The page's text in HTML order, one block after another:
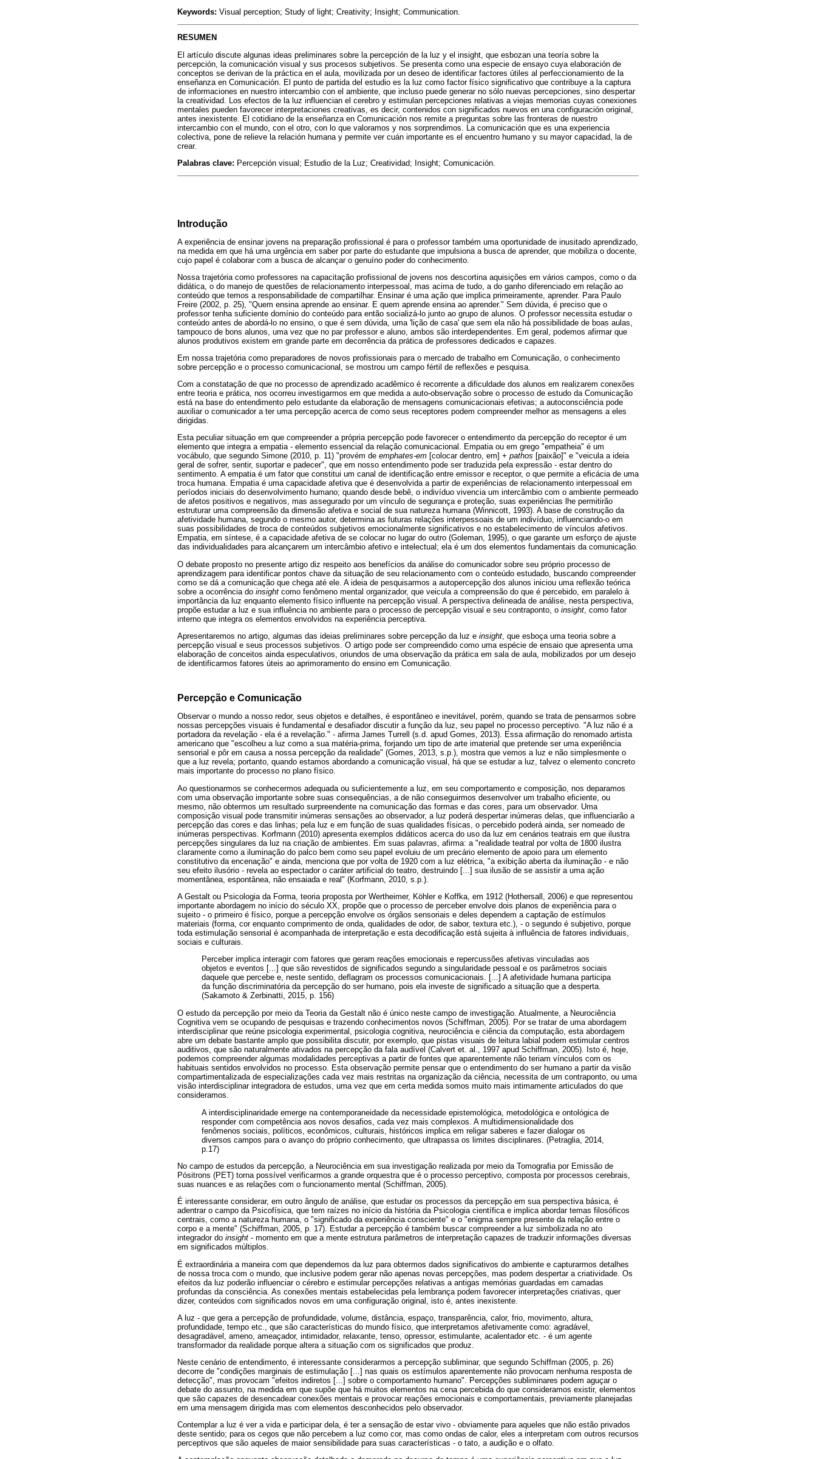
Keywords: Visual perception; Study of light; Creativity; Insight; Communication.
RESUMEN
El artículo discute algunas ideas preliminares sobre la percepción de la luz y el insight, que esbozan una teoría sobre la
percepción, la comunicación visual y sus procesos subjetivos. Se presenta como una especie de ensayo cuya elaboración de
conceptos se derivan de la práctica en el aula, movilizada por un deseo de identificar factores útiles al perfeccionamiento de la
enseñanza en Comunicación. El punto de partida del estudio es la luz como factor físico significativo que contribuye a la captura
de informaciones en nuestro intercambio con el ambiente, que incluso puede generar no sólo nuevas percepciones, sino despertar
la creatividad. Los efectos de la luz influencian el cerebro y estimulan percepciones relativas a viejas memorias cuyas conexiones
mentales pueden favorecer interpretaciones creativas, es decir, contenidos con significados nuevos en una configuración original,
antes inexistente. El cotidiano de la enseñanza en Comunicación nos remite a preguntas sobre las fronteras de nuestro
intercambio con el mundo, con el otro, con lo que valoramos y nos sorprendimos. La comunicación que es una experiencia
colectiva, pone de relieve la relación humana y permite ver cuán importante es el encuentro humano y su mayor capacidad, la de
crear.
Palabras clave: Percepción visual; Estudio de la Luz; Creatividad; Insight; Comunicación.
Introdução
A experiência de ensinar jovens na preparação profissional é para o professor também uma oportunidade de inusitado aprendizado,
na medida em que há uma urgência em saber por parte do estudante que impulsiona a busca de aprender, que mobiliza o docente,
cujo papel é colaborar com a busca de alcançar o genuíno poder do conhecimento.
Nossa trajetória como professores na capacitação profissional de jovens nos descortina aquisições em vários campos, como o da
didática, o do manejo de questões de relacionamento interpessoal, mas acima de tudo, a do ganho diferenciado em relação ao
conteúdo que temos a responsabilidade de compartilhar. Ensinar é uma ação que implica primeiramente, aprender. Para Paulo
Freire (2002, p. 25), "Quem ensina aprende ao ensinar. E quem aprende ensina ao aprender." Sem dúvida, é preciso que o
professor tenha suficiente domínio do conteúdo para então socializá-lo junto ao grupo de alunos. O professor necessita estudar o
conteúdo antes de abordá-lo no ensino, o que é sem dúvida, uma 'lição de casa' que sem ela não há possibilidade de boas aulas,
tampouco de bons alunos, uma vez que no par professor e aluno, ambos são interdependentes. Em geral, podemos afirmar que
alunos produtivos existem em grande parte em decorrência da prática de professores dedicados e capazes.
Em nossa trajetória como preparadores de novos profissionais para o mercado de trabalho em Comunicação, o conhecimento
sobre percepção e o processo comunicacional, se mostrou um campo fértil de reflexões e pesquisa.
Com a constatação de que no processo de aprendizado acadêmico é recorrente a dificuldade dos alunos em realizarem conexões
entre teoria e prática, nos ocorreu investigarmos em que medida a auto-observação sobre o processo de estudo da Comunicação
está na base do entendimento pelo estudante da elaboração de mensagens comunicacionais efetivas; a autoconsciência pode
auxiliar o comunicador a ter uma percepção acerca de como seus receptores podem compreender melhor as mensagens a eles
dirigidas.
Esta peculiar situação em que compreender a própria percepção pode favorecer o entendimento da percepção do receptor é um
elemento que integra a empatia - elemento essencial da relação comunicacional. Empatia ou em grego "empatheia" é um
vocábulo, que segundo Simone (2010, p. 11) "provém de emphates-em [colocar dentro, em] + pathos [paixão]" e "veicula a ideia
geral de sofrer, sentir, suportar e padecer", que em nosso entendimento pode ser traduzida pela expressão - estar dentro do
sentimento. A empatia é um fator que constitui um canal de identificação entre emissor e receptor, o que permite a eficácia de uma
troca humana. Empatia é uma capacidade afetiva que é desenvolvida a partir de experiências de relacionamento interpessoal em
períodos iniciais do desenvolvimento humano; quando desde bebê, o indivíduo vivencia um intercâmbio com o ambiente permeado
de afetos positivos e negativos, mas assegurado por um vínculo de segurança e proteção, suas experiências lhe permitirão
estruturar uma compreensão da dimensão afetiva e social de sua natureza humana (Winnicott, 1993). A base de construção da
afetividade humana, segundo o mesmo autor, determina as futuras relações interpessoais de um indivíduo, influenciando-o em
suas possibilidades de troca de conteúdos subjetivos emocionalmente significativos e no estabelecimento de vínculos afetivos.
Empatia, em síntese, é a capacidade afetiva de se colocar no lugar do outro (Goleman, 1995), o que garante um esforço de ajuste
das individualidades para alcançarem um intercâmbio afetivo e intelectual; ela é um dos elementos fundamentais da comunicação.
O debate proposto no presente artigo diz respeito aos benefícios da análise do comunicador sobre seu próprio processo de
aprendizagem para identificar pontos chave da situação de seu relacionamento com o conteúdo estudado, buscando compreender
como se dá a comunicação que chega até ele. A ideia de pesquisarmos a autopercepção dos alunos iniciou uma reflexão teórica
sobre a ocorrência do insight como fenômeno mental organizador, que veicula a compreensão do que é percebido, em paralelo à
importância da luz enquanto elemento físico influente na percepção visual. A perspectiva delineada de análise, nesta perspectiva,
propõe estudar a luz e sua influência no ambiente para o processo de percepção visual e seu contraponto, o insight , como fator
interno que integra os elementos envolvidos na experiência perceptiva.
Apresentaremos no artigo, algumas das ideias preliminares sobre percepção da luz e insight , que esboça uma teoria sobre a
percepção visual e seus processos subjetivos. O artigo pode ser compreendido como uma espécie de ensaio que apresenta uma
elaboração de conceitos ainda especulativos, oriundos de uma observação da prática em sala de aula, mobilizados por um desejo
de identificarmos fatores úteis ao aprimoramento do ensino em Comunicação.
Percepção e Comunicação
Observar o mundo a nosso redor, seus objetos e detalhes, é espontâneo e inevitável, porém, quando se trata de pensarmos sobre
nossas percepções visuais é fundamental e desafiador discutir a função da luz, seu papel no processo perceptivo. "A luz não é a
portadora da revelação - ela é a revelação." - afirma James Turrell (s.d. apud Gomes, 2013). Essa afirmação do renomado artista
americano que "escolheu a luz como a sua matéria-prima, forjando um tipo de arte imaterial que pretende ser uma experiência
sensorial e pôr em causa a nossa percepção da realidade" (Gomes, 2013, s.p.), mostra que vemos a luz e não simplesmente o
que a luz revela; portanto, quando estamos abordando a comunicação visual, há que se estudar a luz, talvez o elemento concreto
mais importante do processo no plano físico.
Ao questionarmos se conhecermos adequada ou suficientemente a luz, em seu comportamento e composição, nos deparamos
com uma observação importante sobre suas consequências, a de não conseguirmos desenvolver um trabalho eficiente, ou
mesmo, não obtermos um resultado surpreendente na comunicação das formas e das cores, para um observador. Uma
composição visual pode transmitir inúmeras sensações ao observador, a luz poderá despertar inúmeras delas, que influenciarão a
percepção das cores e das linhas; pela luz e em função de suas qualidades físicas, o percebido poderá ainda, ser nomeado de
inúmeras perspectivas. Korfmann (2010) apresenta exemplos didáticos acerca do uso da luz em cenários teatrais em que ilustra
percepções singulares da luz na criação de ambientes. Em suas palavras, afirma: a "realidade teatral por volta de 1800 ilustra
claramente como a iluminação do palco bem como seu papel evoluiu de um precário elemento de apoio para um elemento
constitutivo da encenação" e ainda, menciona que por volta de 1920 com a luz elétrica, "a exibição aberta da iluminação - e não
seu efeito ilusório - revela ao espectador o caráter artificial do teatro, destruindo [...] sua ilusão de se assistir a uma ação
momentânea, espontânea, não ensaiada e real" (Korfmann, 2010, s.p.).
A Gestalt ou Psicologia da Forma, teoria proposta por Wertheimer, Köhler e Koffka, em 1912 (Hothersall, 2006) e que representou
importante abordagem no início do século XX, propõe que o processo de perceber envolve dois planos de experiência para o
sujeito - o primeiro é físico, porque a percepção envolve os órgãos sensoriais e deles dependem a captação de estímulos
materiais (forma, cor enquanto comprimento de onda, qualidades de odor, de sabor, textura etc.), - o segundo é subjetivo, porque
toda estimulação sensorial é acompanhada de interpretação e esta decodificação está sujeita à influência de fatores individuais,
sociais e culturais.
Perceber implica interagir com fatores que geram reações emocionais e repercussões afetivas vinculadas aos
objetos e eventos [...] que são revestidos de significados segundo a singularidade pessoal e os parâmetros sociais
daquele que percebe e, neste sentido, deflagram os processos comunicacionais. [...] A afetividade humana participa
da função discriminatória da percepção do ser humano, pois ela investe de significado a situação que a desperta.
(Sakamoto & Zerbinatti, 2015, p. 156)
O estudo da percepção por meio da Teoria da Gestalt não é único neste campo de investigação. Atualmente, a Neurociência
Cognitiva vem se ocupando de pesquisas e trazendo conhecimentos novos (Schiffman, 2005). Por se tratar de uma abordagem
interdisciplinar que reúne psicologia experimental, psicologia cognitiva, neurociência e ciência da computação, esta abordagem
abre um debate bastante amplo que possibilita discutir, por exemplo, que pistas visuais de leitura labial podem estimular centros
auditivos, que são naturalmente ativados na percepção da fala audível (Calvert et. al., 1997 apud Schiffman, 2005). Isto é, hoje,
podemos compreender algumas modalidades perceptivas a partir de fontes que aparentemente não teriam vínculos com os
habituais sentidos envolvidos no processo. Esta observação permite pensar que o entendimento do ser humano a partir da visão
compartimentalizada de especializações cada vez mais restritas na organização da ciência, necessita de um contraponto, ou uma
visão interdisciplinar integradora de estudos, uma vez que em certa medida somos muito mais intimamente articulados do que
consideramos.
A interdisciplinaridade emerge na contemporaneidade da necessidade epistemológica, metodológica e ontológica de
responder com competência aos novos desafios, cada vez mais complexos. A multidimensionalidade dos
fenômenos sociais, políticos, econômicos, culturais, históricos implica em religar saberes e fazer dialogar os
diversos campos para o avanço do próprio conhecimento, que ultrapassa os limites disciplinares. (Petraglia, 2014,
p.17)
No campo de estudos da percepção, a Neurociência em sua investigação realizada por meio da Tomografia por Emissão de
Pósitrons (PET) torna possível verificarmos a grande orquestra que é o processo perceptivo, composta por processos cerebrais,
suas nuances e as relações com o funcionamento mental (Schiffman, 2005).
É interessante considerar, em outro ângulo de análise, que estudar os processos da percepção em sua perspectiva básica, é
adentrar o campo da Psicofísica, que tem raízes no início da história da Psicologia científica e implica abordar temas filosóficos
centrais, como a natureza humana, o "significado da experiência consciente" e o "enigma sempre presente da relação entre o
corpo e a mente" (Schiffman, 2005, p. 17). Estudar a percepção é também buscar compreender a luz simbolizada no ato
integrador do insight - momento em que a mente estrutura parâmetros de interpretação capazes de traduzir informações diversas
em significados múltiplos.
É extraordinária a maneira com que dependemos da luz para obtermos dados significativos do ambiente e capturarmos detalhes
de nossa troca com o mundo, que inclusive podem gerar não apenas novas percepções, mas podem despertar a criatividade. Os
efeitos da luz poderão influenciar o cérebro e estimular percepções relativas a antigas memórias guardadas em camadas
profundas da consciência. As conexões mentais estabelecidas pela lembrança podem favorecer interpretações criativas, quer
dizer, conteúdos com significados novos em uma configuração original, isto é, antes inexistente.
A luz - que gera a percepção de profundidade, volume, distância, espaço, transparência, calor, frio, movimento, altura,
profundidade, tempo etc., que são características do mundo físico, que interpretamos afetivamente como: agradável,
desagradável, ameno, ameaçador, intimidador, relaxante, tenso, opressor, estimulante, acalentador etc. - é um agente
transformador da realidade porque altera a situação com os significados que produz.
Neste cenário de entendimento, é interessante considerarmos a percepção subliminar, que segundo Schiffman (2005, p. 26)
decorre de "condições marginais de estimulação [...] nas quais os estímulos aparentemente não provocam nenhuma resposta de
detecção", mas provocam "efeitos indiretos [...] sobre o comportamento humano". Percepções subliminares podem aguçar o
debate do assunto, na medida em que supõe que há muitos elementos na cena percebida do que consideramos existir, elementos
que são capazes de desencadear conexões mentais e provocar reações emocionais e comportamentais, previamente planejadas
em uma mensagem dirigida mas com elementos desconhecidos pelo observador.
Contemplar a luz é ver a vida e participar dela, é ter a sensação de estar vivo - obviamente para aqueles que não estão privados
deste sentido; para os cegos que não percebem a luz como cor, mas como ondas de calor, eles a interpretam com outros recursos
perceptivos que são aqueles de maior sensibilidade para suas características - o tato, a audição e o olfato.